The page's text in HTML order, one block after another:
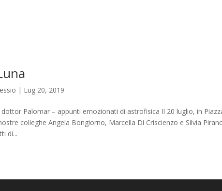
| Lug 20, 2019
Palomar – appunti emozionati di astrofisica Il 20 luglio, in
colleghe Angela Bongiorno, Marcella Di Criscienzo e Silvia
di...